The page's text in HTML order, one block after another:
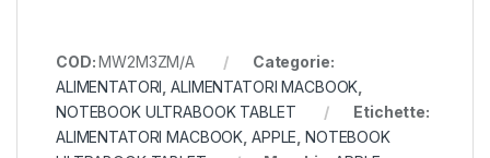
COD:MW2M3ZM/A
Categorie:
ALIMENTATORI ,ALIMENTATORI MACBOOK
NOTEBOOK ULTRABOOK TABLET
Etichette:
ALIMENTATORI MACBOOK APPLE NOTEBOOK